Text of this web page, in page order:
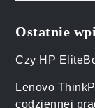
Ostatnie
Czy HP
Lenovo
codziennej